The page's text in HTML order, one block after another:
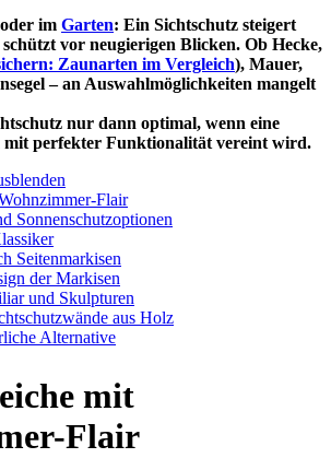
im Garten: Ein Sichtschutz steigert
vor neugierigen Blicken. Ob Hecke,
Zaunarten im Vergleich), Mauer,
– an Auswahlmöglichkeiten mangelt
nur dann optimal, wenn eine
mit perfekter Funktionalität vereint wird.
Flair
Sonnenschutzoptionen
Seitenmarkisen
der Markisen
und Skulpturen
aus Holz
Alternative
mit
Flair